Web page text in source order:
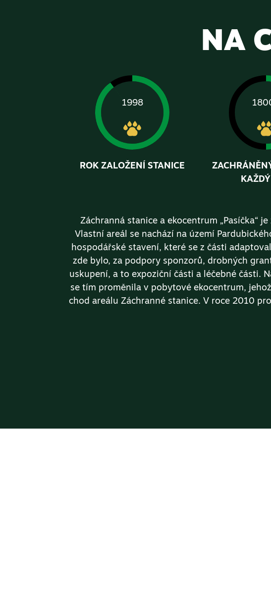
NA
1998
ROK ZALOŽENÍ STANICE
Záchranná stanice a ekocentrum „Pasíčka“
Vlastní areál se nachází na území
hospodářské stavení, které se z části
zde bylo, za podpory sponzorů, drobných
uskupení, a to expoziční části a léčebné části.
se tím proměnila v pobytové ekocentrum,
chod areálu Záchranné stanice. V roce 2010